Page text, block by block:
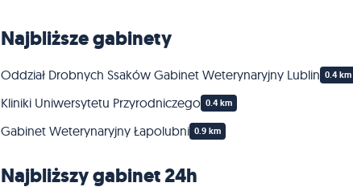
Najbliższe gabinety
Oddział Drobnych Ssaków Gabinet Weterynaryjny Lublin 0.4 km
Kliniki Uniwersytetu Przyrodniczego 0.4 km
Gabinet Weterynaryjny Łapolubni 0.9 km
Najbliższy gabinet 24h